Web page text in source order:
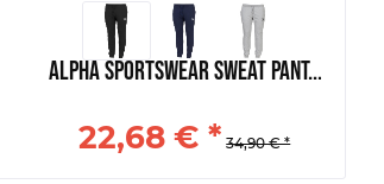
Alpha Sportswear Sweat Pant...
22,68 € * 34,90 € *